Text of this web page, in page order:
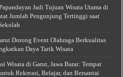
Jadi Tujuan Wisata Utama di
Jumlah Pengunjung Tertinggi saat
Dorong Event Olahraga Berkualitas
Daya Tarik Wisata
Wisata di Garut, Jawa Barat: Tempat
Rekreasi, Belajar, dan Bersantai